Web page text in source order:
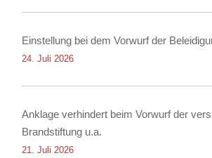
Einstellung bei dem Vorwurf der
24. Juli 2026
Anklage verhindert beim Vorwurf der
Brandstiftung u.a.
21. Juli 2026